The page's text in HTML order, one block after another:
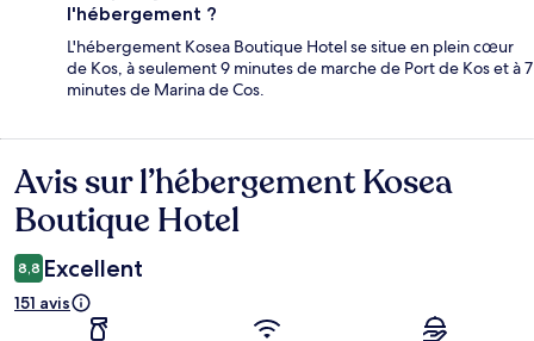
l'hébergement ?
L'hébergement Kosea Boutique Hotel se situe en plein cœur
de Kos, à seulement 9 minutes de marche de Port de Kos et à 7
minutes de Marina de Cos.
Avis
Avis sur l’hébergement Kosea
Boutique Hotel
8,8 Excellent
151 avis